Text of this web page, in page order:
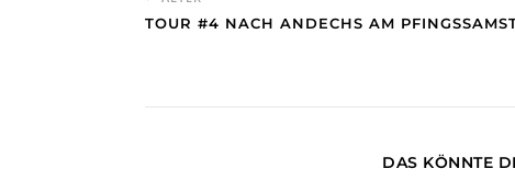
TOUR #4 NACH ANDECHS AM
DAS KÖNNTE